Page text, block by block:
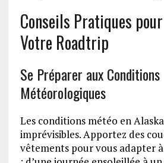
Conseils Pratiques
Votre Roadtrip
Se Préparer aux Conditions
Météorologiques
Les conditions météo en
imprévisibles. Apportez des
vêtements pour vous adapter